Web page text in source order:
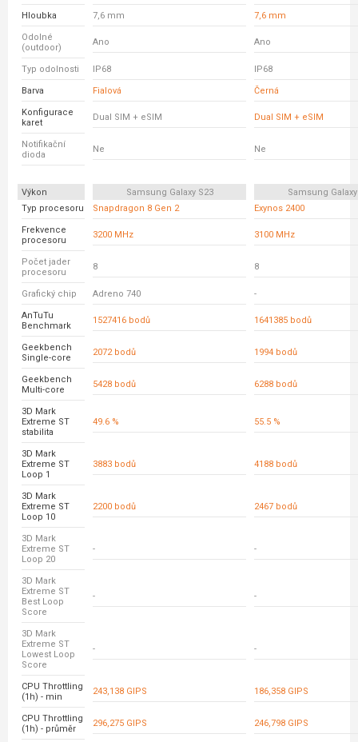
Hloubka 7,6 mm 7,6 mm
Odolné
(outdoor)
Ano Ano
Typ odolnosti IP68 IP68
Barva Fialová Černá
Konfigurace
karet
Dual SIM + eSIM Dual SIM + eSIM
Notifikační
dioda
Ne Ne
Výkon Samsung Galaxy S23
Samsung Galaxy
Typ procesoru
Snapdragon 8 Gen 2 Exynos 2400
Frekvence
procesoru
3200 MHz 3100 MHz
Počet jader
procesoru
8 8
Grafický chip Adreno 740 -
AnTuTu
Benchmark
1527416 bodů 1641385 bodů
Geekbench
Single-core
2072 bodů 1994 bodů
Geekbench
Multi-core
5428 bodů 6288 bodů
3D Mark
Extreme ST
stabilita
49.6 % 55.5 %
3D Mark
Extreme ST
Loop 1
3883 bodů 4188 bodů
3D Mark
Extreme ST
Loop 10
2200 bodů 2467 bodů
3D Mark
Extreme ST
Loop 20
- -
3D Mark
Extreme ST
Best Loop
Score
- -
3D Mark
Extreme ST
Lowest Loop
Score
- -
CPU Throttling
(1h) - min
243,138 GIPS 186,358 GIPS
CPU Throttling
(1h) - průměr
296,275 GIPS 246,798 GIPS